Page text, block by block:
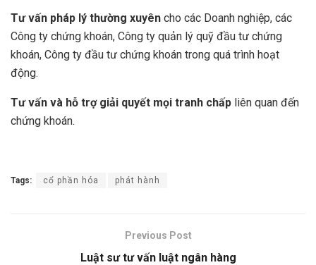
Tư vấn pháp lý thường xuyên cho các Doanh nghiệp, các
Công ty chứng khoán, Công ty quản lý quỹ đầu tư chứng
khoán, Công ty đầu tư chứng khoán trong quá trình hoạt
động.
Tư vấn và hỗ trợ giải quyết mọi tranh chấp liên quan đến
chứng khoán.
Tags: cổ phần hóa phát hành
Previous Post
Luật sư tư vấn luật ngân hàng